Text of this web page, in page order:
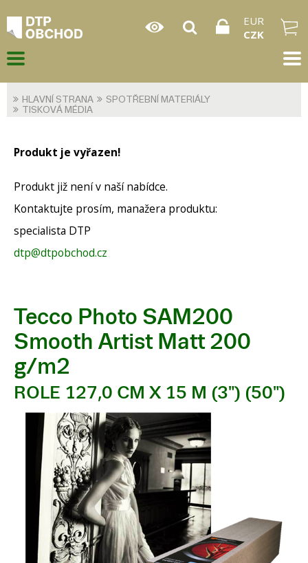
EUR
CZK
HLAVNÍ STRANA
SPOTŘEBNÍ MATERIÁLY
TISKOVÁ MÉDIA
Produkt je vyřazen!
Produkt již není v naší nabídce.
Kontaktujte prosím, manažera produktu:
specialista DTP
dtp@dtpobchod.cz
Tecco Photo SAM200
Smooth Artist Matt 200
g/m2
ROLE 127,0 CM X 15 M (3") (50")